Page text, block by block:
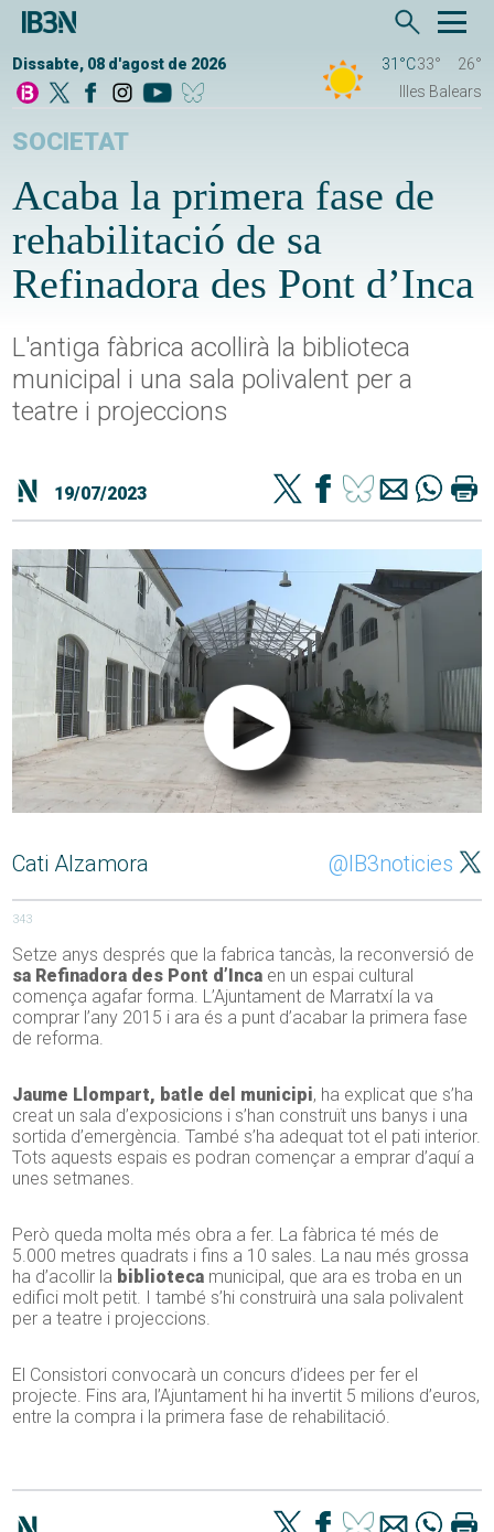
Dissabte, 08 d'agost de 2026 31°C33°
26°
Illes Balears
SOCIETAT
Acaba la primera fase de
rehabilitació de sa
Refinadora des Pont d’Inca
L'antiga fàbrica acollirà la biblioteca
municipal i una sala polivalent per a
teatre i projeccions
19/07/2023
Cati Alzamora @IB3noticies
343
Setze anys després que la fabrica tancàs, la reconversió de
sa Refinadora des Pont d’Inca en un espai cultural
comença agafar forma. L’Ajuntament de Marratxí la va
comprar l’any 2015 i ara és a punt d’acabar la primera fase
de reforma.
Jaume Llompart, batle del municipi, ha explicat que s’ha
creat un sala d’exposicions i s’han construït uns banys i una
sortida d’emergència. També s’ha adequat tot el pati interior.
Tots aquests espais es podran començar a emprar d’aquí a
unes setmanes.
Però queda molta més obra a fer. La fàbrica té més de
5.000 metres quadrats i fins a 10 sales. La nau més grossa
ha d’acollir la biblioteca municipal, que ara es troba en un
edifici molt petit. I també s’hi construirà una sala polivalent
per a teatre i projeccions.
El Consistori convocarà un concurs d’idees per fer el
projecte. Fins ara, l’Ajuntament hi ha invertit 5 milions d’euros,
entre la compra i la primera fase de rehabilitació.